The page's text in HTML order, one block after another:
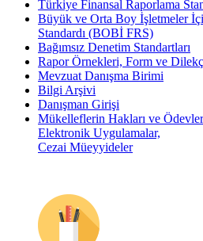
Türkiye Finansal Raporlama
Büyük ve Orta Boy İşletmeler
Standardı (BOBİ FRS)
Bağımsız Denetim Standartları
Rapor Örnekleri, Form ve
Mevzuat Danışma Birimi
Bilgi Arşivi
Danışman Girişi
Mükelleflerin Hakları ve
Elektronik Uygulamalar,
Cezai Müeyyideler